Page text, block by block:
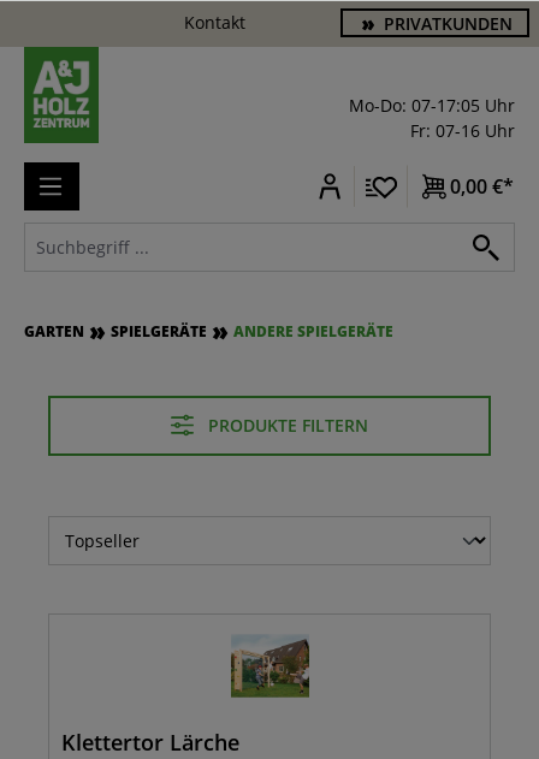
Kontakt PRIVATKUNDEN
Mo-Do: 07-17:05 Uhr
Fr: 07-16 Uhr
0,00 €*
GARTEN SPIELGERÄTE ANDERE SPIELGERÄTE
PRODUKTE FILTERN
Klettertor Lärche